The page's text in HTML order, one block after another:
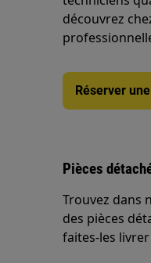
découvrez
Réserver
Pièces
Trouvez dans
des pièces
faites-les